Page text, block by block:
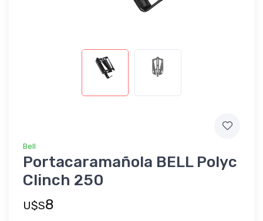
Bell
Portacaramañola BELL Polyc
Clinch 250
U$S8